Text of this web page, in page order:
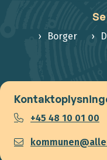
Borger
+45 48 10 01 00